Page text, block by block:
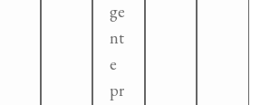
ge
nt
e
pr